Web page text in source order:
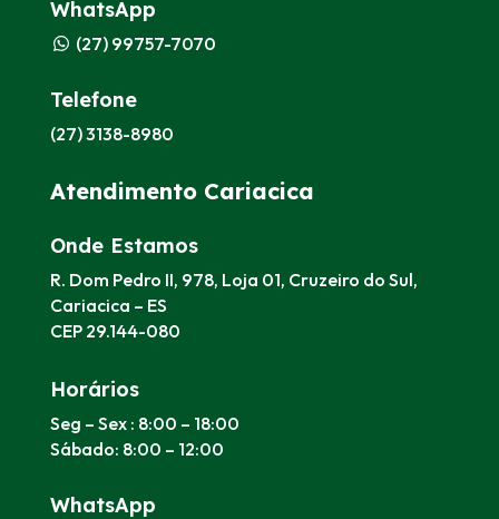
WhatsApp
(27) 99757-7070
Telefone
(27) 3138-8980​
Atendimento Cariacica
Onde Estamos
R. Dom Pedro II, 978, Loja 01, Cruzeiro do Sul,
Cariacica – ES
CEP 29.144-080
Horários
Seg – Sex : 8:00 – 18:00
Sábado: 8:00 – 12:00
WhatsApp